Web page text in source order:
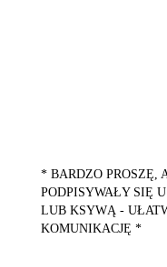
* BARDZO PROSZĘ,
PODPISYWAŁY SIĘ
LUB KSYWĄ -
KOMUNIKACJĘ *